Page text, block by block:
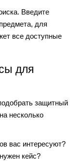
Введите
для
все доступные
для
защитный
несколько
вас интересуют?
кейс?